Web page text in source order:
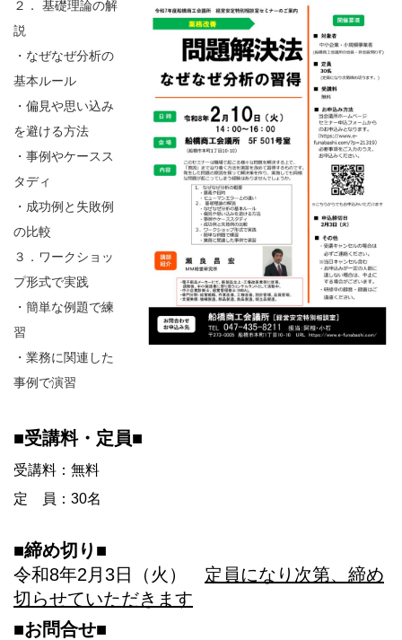
２． 基礎理論の解
説
・なぜなぜ分析の
基本ルール
・偏見や思い込み
を避ける方法
・事例やケースス
タディ
・成功例と失敗例
の比較
３．ワークショッ
プ形式で実践
・簡単な例題で練
習
・業務に関連した
事例で演習
■受講料・定員■
受講料：無料
定 員：30名
■締め切り■
令和8年2月3日（火） 定員になり次第、締め
切らせていただきます
■お問合せ■